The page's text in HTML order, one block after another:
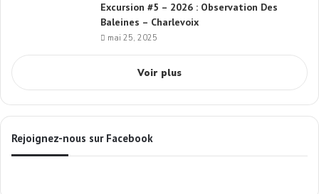
Excursion #5 – 2026 : Observation Des
Baleines – Charlevoix
mai 25, 2025
Voir plus
Rejoignez-nous sur Facebook